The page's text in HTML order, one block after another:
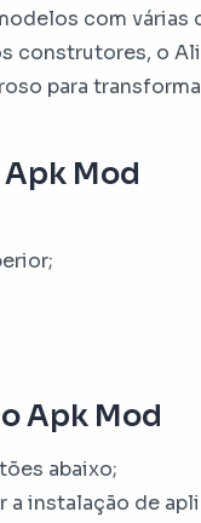
com várias
construtores, o
para
Mod
Apk Mod
abaixo;
a instalação de